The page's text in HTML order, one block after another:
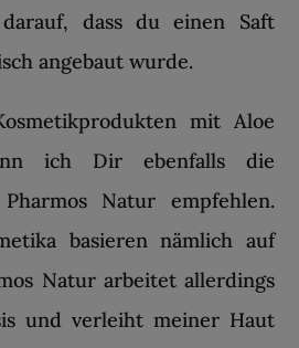
dass du einen Saft
angebaut wurde.
mit Aloe
ich Dir ebenfalls die
Natur empfehlen.
basieren nämlich auf
Natur arbeitet allerdings
und verleiht meiner Haut